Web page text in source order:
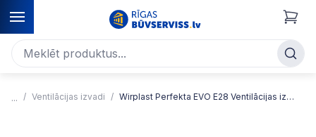
Ventilācijas izvadi Wirplast Perfekta EVO E28 Ventilācijas izvads ar elektrisko ventilatoru, D125mm